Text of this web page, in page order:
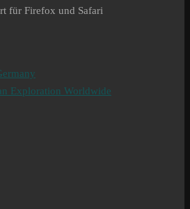
für Firefox und Safari
Exploration Worldwide